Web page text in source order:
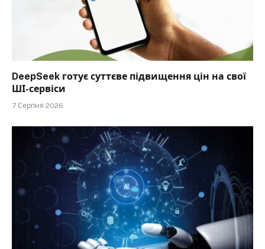
DeepSeek готує суттєве підвищення цін на свої
ШІ-сервіси
7 Серпня 2026